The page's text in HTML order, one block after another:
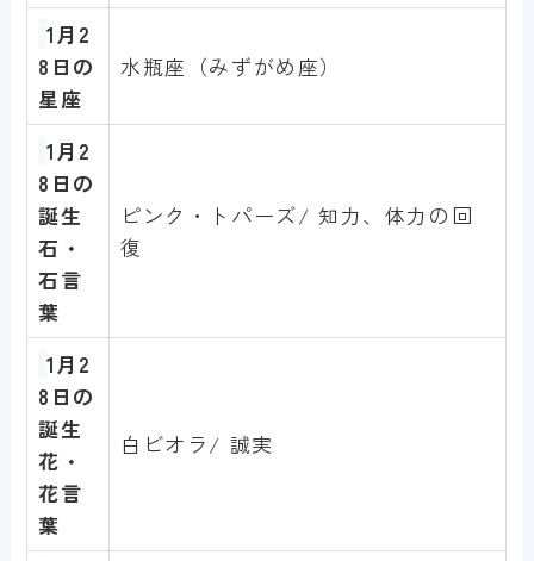
1月 2
8 日の
星座
水瓶座（みずがめ座）
1月 2
8 日の
誕生
石・
石言
葉
ピンク・トパーズ/ 知力、体力の回
復
1月 2
8 日の
誕生
花・
花言
葉
白ビオラ/ 誠実